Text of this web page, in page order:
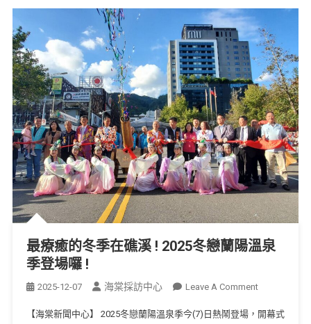
最療癒的冬季在礁溪 ! 2025冬戀蘭陽溫泉
季登場囉 !
2025-12-07 海棠採訪中心 Leave A Comment
【海棠新聞中心】 2025冬戀蘭陽溫泉季今(7)日熱鬧登場，開幕式